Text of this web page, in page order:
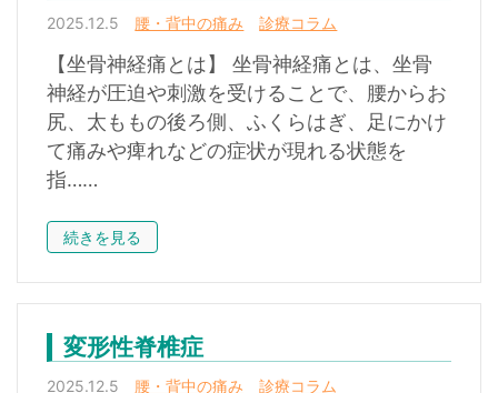
2025.12.5 腰・背中の痛み 診療コラム
【坐骨神経痛とは】 坐骨神経痛とは、坐骨
神経が圧迫や刺激を受けることで、腰からお
尻、太ももの後ろ側、ふくらはぎ、足にかけ
て痛みや痺れなどの症状が現れる状態を
指……
続きを見る
変形性脊椎症
2025.12.5 腰・背中の痛み 診療コラム